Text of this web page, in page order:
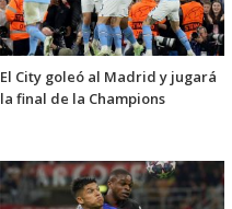
El City goleó al Madrid y jugará
la final de la Champions